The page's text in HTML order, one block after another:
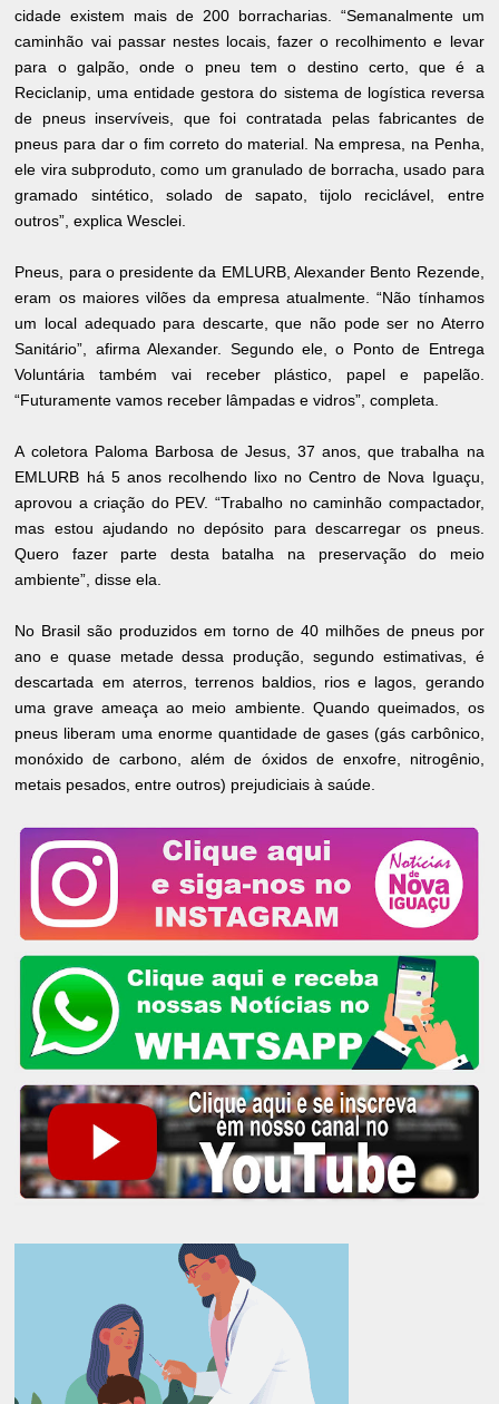
cidade existem mais de 200 borracharias. “Semanalmente um
caminhão vai passar nestes locais, fazer o recolhimento e levar
para o galpão, onde o pneu tem o destino certo, que é a
Reciclanip, uma entidade gestora do sistema de logística reversa
de pneus inservíveis, que foi contratada pelas fabricantes de
pneus para dar o fim correto do material. Na empresa, na Penha,
ele vira subproduto, como um granulado de borracha, usado para
gramado sintético, solado de sapato, tijolo reciclável, entre
outros”, explica Wesclei.
Pneus, para o presidente da EMLURB, Alexander Bento Rezende,
eram os maiores vilões da empresa atualmente. “Não tínhamos
um local adequado para descarte, que não pode ser no Aterro
Sanitário”, afirma Alexander. Segundo ele, o Ponto de Entrega
Voluntária também vai receber plástico, papel e papelão.
“Futuramente vamos receber lâmpadas e vidros”, completa.
A coletora Paloma Barbosa de Jesus, 37 anos, que trabalha na
EMLURB há 5 anos recolhendo lixo no Centro de Nova Iguaçu,
aprovou a criação do PEV. “Trabalho no caminhão compactador,
mas estou ajudando no depósito para descarregar os pneus.
Quero fazer parte desta batalha na preservação do meio
ambiente”, disse ela.
No Brasil são produzidos em torno de 40 milhões de pneus por
ano e quase metade dessa produção, segundo estimativas, é
descartada em aterros, terrenos baldios, rios e lagos, gerando
uma grave ameaça ao meio ambiente. Quando queimados, os
pneus liberam uma enorme quantidade de gases (gás carbônico,
monóxido de carbono, além de óxidos de enxofre, nitrogênio,
metais pesados, entre outros) prejudiciais à saúde.